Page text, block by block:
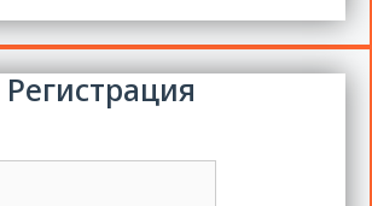
Регистрация